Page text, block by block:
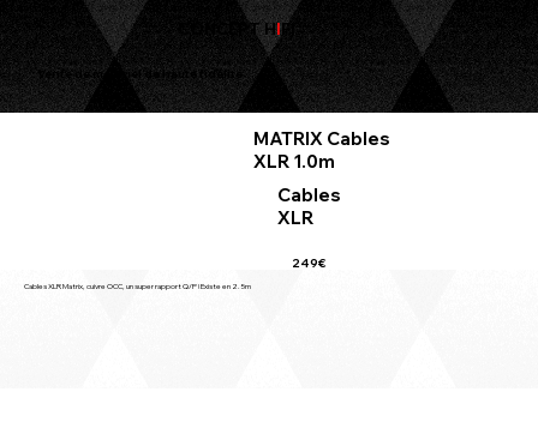
CONCEPT HIFI
Vente de matériel de haute fidélité
249€
MATRIX Cables
XLR 1.0m
Cables
XLR
Cables XLR Matrix, cuivre OCC, un super rapport Q/P ! Existe en 2.5m